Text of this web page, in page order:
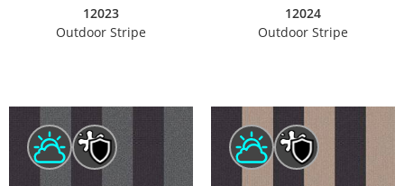
12023
Outdoor Stripe
12024
Outdoor Stripe